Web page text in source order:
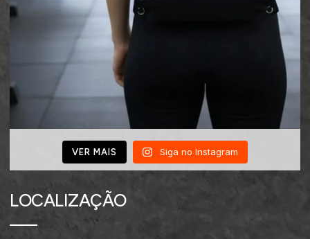
VER MAIS Siga no Instagram
LOCALIZAÇÃO